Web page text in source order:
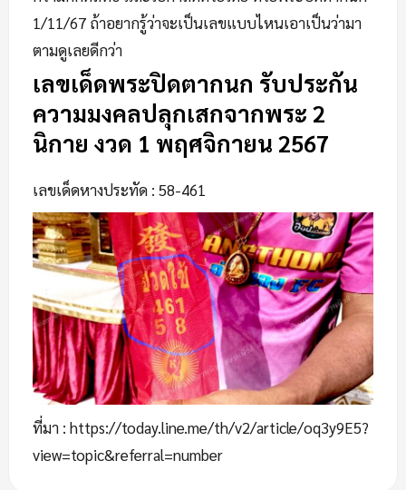
1/11/67 ถ้าอยากรู้ว่าจะเป็นเลขแบบไหนเอาเป็นว่ามา
ตามดูเลยดีกว่า
เลขเด็ดพระปิดตากนก รับประกัน
ความมงคลปลุกเสกจากพระ 2
นิกาย งวด 1 พฤศจิกายน 2567
เลขเด็ดหางประทัด : 58-461
ที่มา : https://today.line.me/th/v2/article/oq3y9E5?
view=topic&referral=number